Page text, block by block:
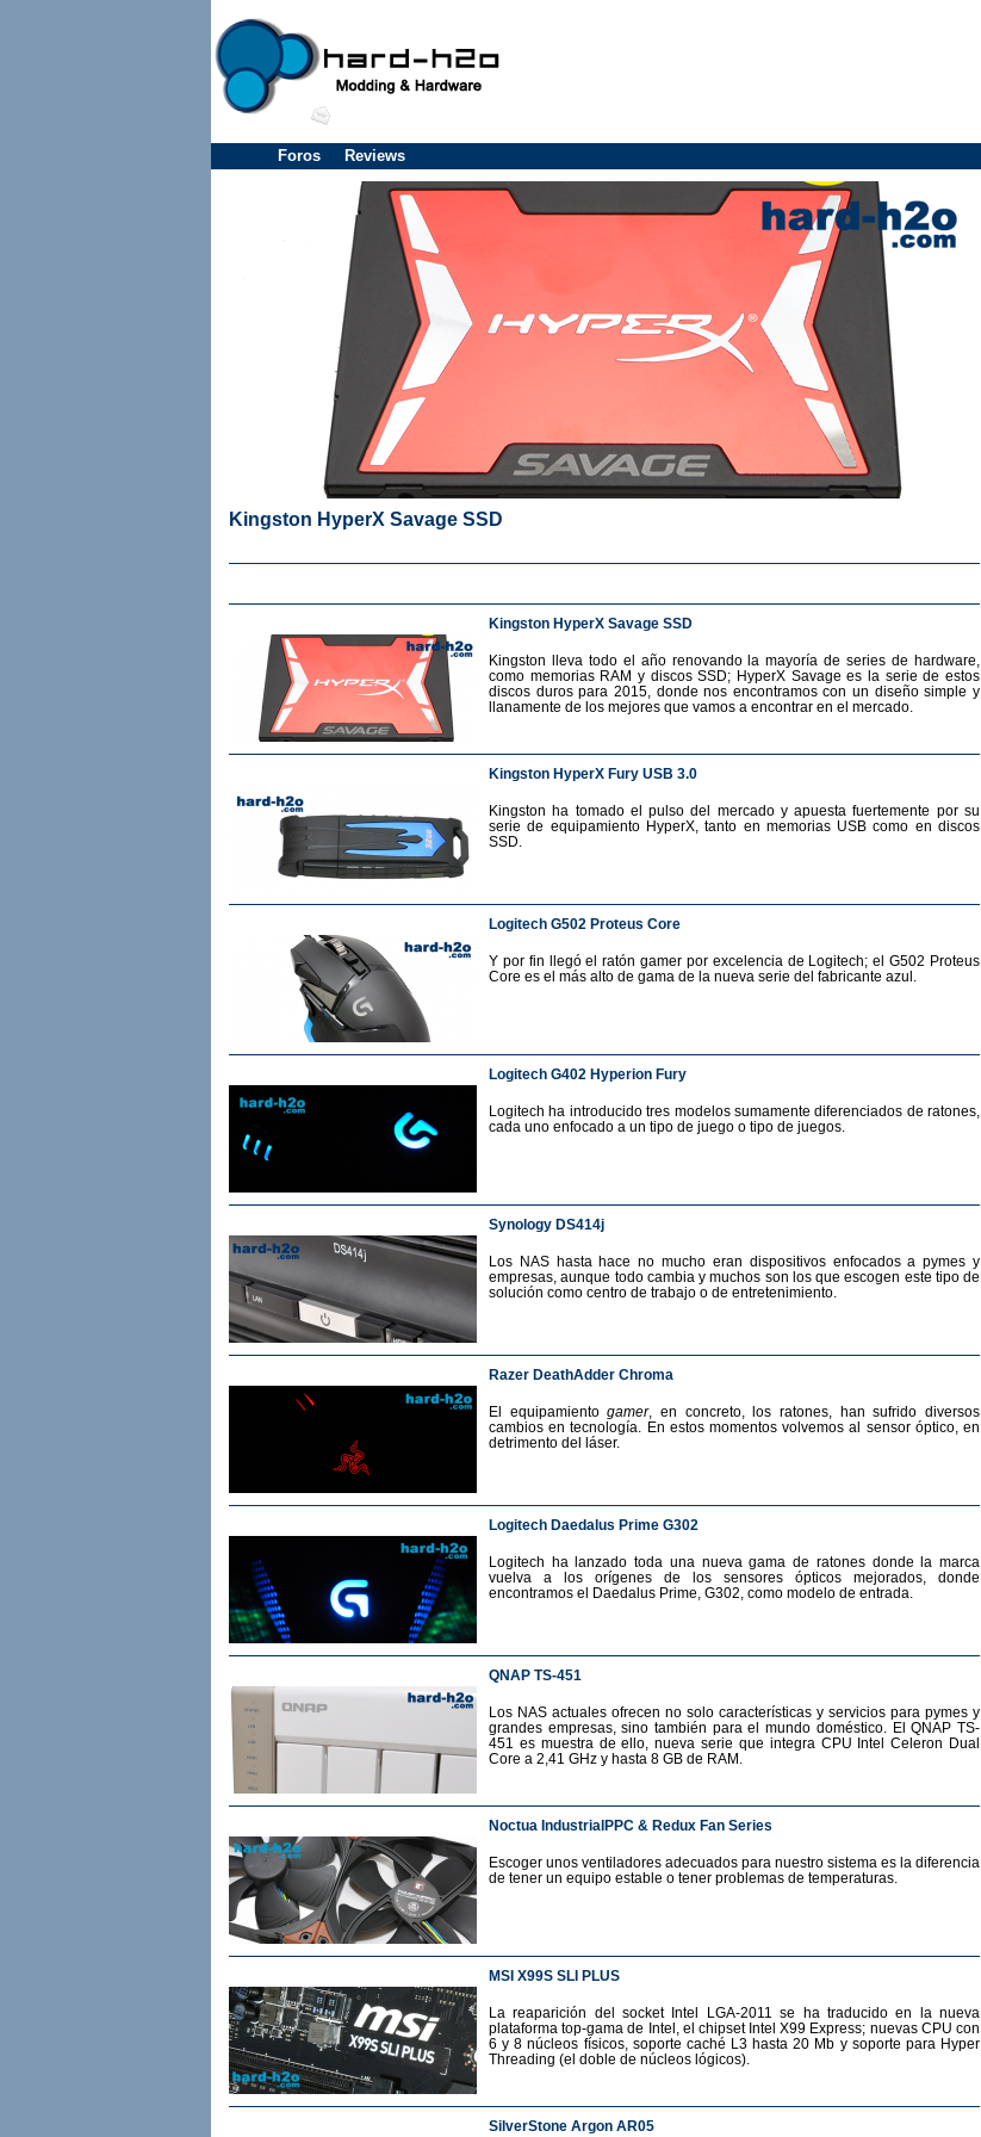
Foros Reviews
Kingston HyperX Savage SSD
Kingston HyperX Savage SSD
Kingston lleva todo el año renovando la mayoría de series de hardware,
como memorias RAM y discos SSD; HyperX Savage es la serie de estos
discos duros para 2015, donde nos encontramos con un diseño simple y
llanamente de los mejores que vamos a encontrar en el mercado.
Kingston HyperX Fury USB 3.0
Kingston ha tomado el pulso del mercado y apuesta fuertemente por su
serie de equipamiento HyperX, tanto en memorias USB como en discos
SSD.
Logitech G502 Proteus Core
Y por fin llegó el ratón gamer por excelencia de Logitech; el G502 Proteus
Core es el más alto de gama de la nueva serie del fabricante azul.
Logitech G402 Hyperion Fury
Logitech ha introducido tres modelos sumamente diferenciados de ratones,
cada uno enfocado a un tipo de juego o tipo de juegos.
Synology DS414j
Los NAS hasta hace no mucho eran dispositivos enfocados a pymes y
empresas, aunque todo cambia y muchos son los que escogen este tipo de
solución como centro de trabajo o de entretenimiento.
Razer DeathAdder Chroma
El equipamientogamer, en concreto, los ratones, han sufrido diversos
cambios en tecnología. En estos momentos volvemos al sensor óptico, en
detrimento del láser.
Logitech Daedalus Prime G302
Logitech ha lanzado toda una nueva gama de ratones donde la marca
vuelva a los orígenes de los sensores ópticos mejorados, donde
encontramos el Daedalus Prime, G302, como modelo de entrada.
QNAP TS-451
Los NAS actuales ofrecen no solo características y servicios para pymes y
grandes empresas, sino también para el mundo doméstico. El QNAP TS-
451 es muestra de ello, nueva serie que integra CPU Intel Celeron Dual
Core a 2,41 GHz y hasta 8 GB de RAM.
Noctua IndustrialPPC & Redux Fan Series
Escoger unos ventiladores adecuados para nuestro sistema es la diferencia
de tener un equipo estable o tener problemas de temperaturas.
MSI X99S SLI PLUS
La reaparición del socket Intel LGA-2011 se ha traducido en la nueva
plataforma top-gama de Intel, el chipset Intel X99 Express; nuevas CPU con
6 y 8 núcleos físicos, soporte caché L3 hasta 20 Mb y soporte para Hyper
Threading (el doble de núcleos lógicos).
SilverStone Argon AR05